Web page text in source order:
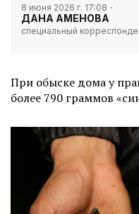
8 июня 2026 г. 17:08
ДАНА АМЕНОВА
специальный
При обыске дома у
более 790 граммов